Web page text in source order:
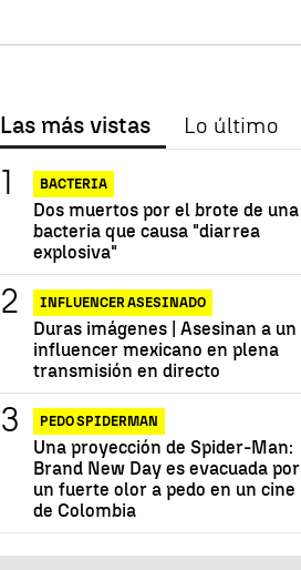
Las más vistas Lo último
BACTERIA
Dos muertos por el brote de una
bacteria que causa "diarrea
explosiva"
INFLUENCER ASESINADO
Duras imágenes | Asesinan a un
influencer mexicano en plena
transmisión en directo
PEDO SPIDERMAN
Una proyección de Spider-Man:
Brand New Day es evacuada por
un fuerte olor a pedo en un cine
de Colombia